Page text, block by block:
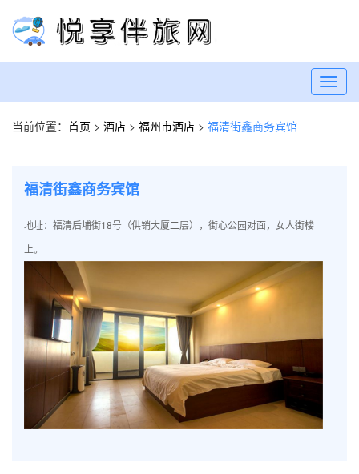
当前位置： 首页 > 酒店 > 福州市酒店 > 福清街鑫商务宾馆
福清街鑫商务宾馆
地址：福清后埔街18号（供销大厦二层），街心公园对面，女人街楼
上。